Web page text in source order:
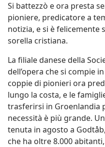
Si battezzò e ora presta
pioniere, predicatore a
notizia, e si è felicemente
sorella cristiana.
La filiale danese della
dell’opera che si compie
coppie di pionieri ora
lungo la costa, e le
trasferirsi in Groenlandia
necessità è più grande.
tenuta in agosto a
che ha oltre 8.000